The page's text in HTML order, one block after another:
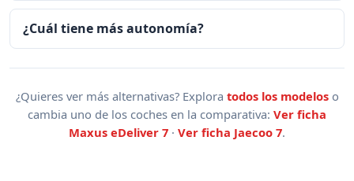
¿Cuál tiene más autonomía?
¿Quieres ver más alternativas? Explora todos los modeloso
cambia uno de los coches en la comparativa: Ver ficha
Maxus eDeliver 7 · Ver ficha Jaecoo 7.